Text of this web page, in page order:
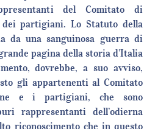
del Comitato di
partigiani. Lo Statuto della
da una sanguinosa guerra di
pagina della storia d’Italia
dovrebbe, a suo avviso,
gli appartenenti al Comitato
e i partigiani, che sono
rappresentanti dell’odierna
riconoscimento che in questo